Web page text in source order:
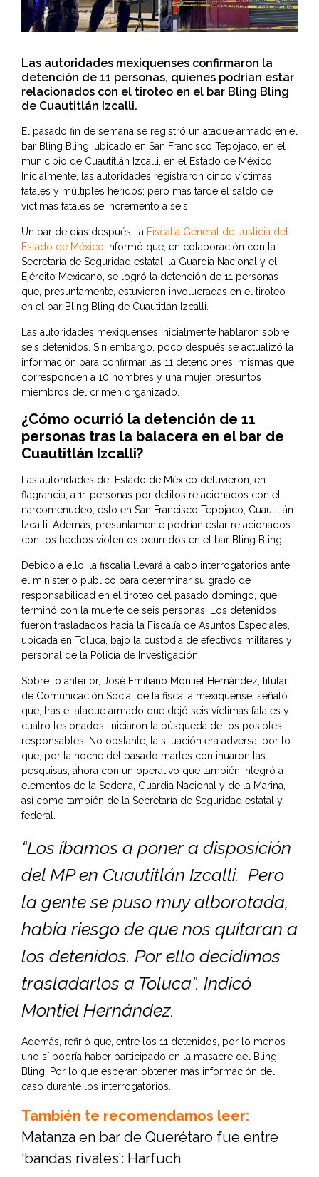
Las autoridades mexiquenses confirmaron la
detención de 11 personas, quienes podrían estar
relacionados con el tiroteo en el bar Bling Bling
de Cuautitlán Izcalli.
El pasado fin de semana se registró un ataque armado en el
bar Bling Bling, ubicado en San Francisco Tepojaco, en el
municipio de Cuautitlán Izcalli, en el Estado de México.
Inicialmente, las autoridades registraron cinco víctimas
fatales y múltiples heridos; pero más tarde el saldo de
víctimas fatales se incremento a seis.
Un par de días después, la Fiscalía General de Justicia del
Estado de México informó que, en colaboración con la
Secretaría de Seguridad estatal, la Guardia Nacional y el
Ejército Mexicano, se logró la detención de 11 personas
que, presuntamente, estuvieron involucradas en el tiroteo
en el bar Bling Bling de Cuautitlán Izcalli.
Las autoridades mexiquenses inicialmente hablaron sobre
seis detenidos. Sin embargo, poco después se actualizó la
información para confirmar las 11 detenciones, mismas que
corresponden a 10 hombres y una mujer, presuntos
miembros del crimen organizado.
¿Cómo ocurrió la detención de 11
personas tras la balacera en el bar de
Cuautitlán Izcalli?
Las autoridades del Estado de México detuvieron, en
flagrancia, a 11 personas por delitos relacionados con el
narcomenudeo, esto en San Francisco Tepojaco, Cuautitlán
Izcalli. Además, presuntamente podrían estar relacionados
con los hechos violentos ocurridos en el bar Bling Bling.
Debido a ello, la fiscalía llevará a cabo interrogatorios ante
el ministerio público para determinar su grado de
responsabilidad en el tiroteo del pasado domingo, que
terminó con la muerte de seis personas. Los detenidos
fueron trasladados hacia la Fiscalía de Asuntos Especiales,
ubicada en Toluca, bajo la custodia de efectivos militares y
personal de la Policía de Investigación.
Sobre lo anterior, José Emiliano Montiel Hernández, titular
de Comunicación Social de la fiscalía mexiquense, señaló
que, tras el ataque armado que dejó seis víctimas fatales y
cuatro lesionados, iniciaron la búsqueda de los posibles
responsables. No obstante, la situación era adversa, por lo
que, por la noche del pasado martes continuaron las
pesquisas, ahora con un operativo que también integró a
elementos de la Sedena, Guardia Nacional y de la Marina,
así como también de la Secretaría de Seguridad estatal y
federal.
“Los íbamos a poner a disposición
del MP en Cuautitlán Izcalli. Pero
la gente se puso muy alborotada,
había riesgo de que nos quitaran a
los detenidos. Por ello decidimos
trasladarlos a Toluca”. Indicó
Montiel Hernández.
Además, refirió que, entre los 11 detenidos, por lo menos
uno sí podría haber participado en la masacre del Bling
Bling. Por lo que esperan obtener más información del
caso durante los interrogatorios.
También te recomendamos leer:
Matanza en bar de Querétaro fue entre
‘bandas rivales’: Harfuch